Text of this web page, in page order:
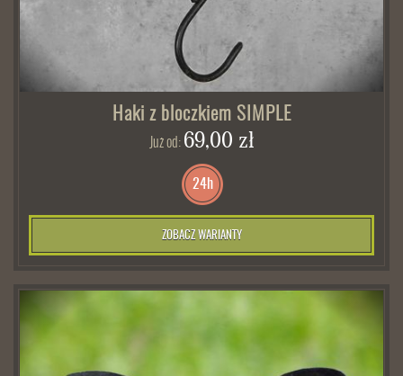
Haki z bloczkiem SIMPLE
Już od: 69,00 zł
24h
ZOBACZ WARIANTY